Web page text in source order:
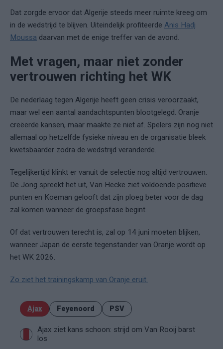
Dat zorgde ervoor dat Algerije steeds meer ruimte kreeg om
in de wedstrijd te blijven. Uiteindelijk profiteerde Anis Hadj
Moussa daarvan met de enige treffer van de avond.
Met vragen, maar niet zonder
vertrouwen richting het WK
De nederlaag tegen Algerije heeft geen crisis veroorzaakt,
maar wel een aantal aandachtspunten blootgelegd. Oranje
creëerde kansen, maar maakte ze niet af. Spelers zijn nog niet
allemaal op hetzelfde fysieke niveau en de organisatie bleek
kwetsbaarder zodra de wedstrijd veranderde.
Tegelijkertijd klinkt er vanuit de selectie nog altijd vertrouwen.
De Jong spreekt het uit, Van Hecke ziet voldoende positieve
punten en Koeman gelooft dat zijn ploeg beter voor de dag
zal komen wanneer de groepsfase begint.
Of dat vertrouwen terecht is, zal op 14 juni moeten blijken,
wanneer Japan de eerste tegenstander van Oranje wordt op
het WK 2026.
Zo ziet het trainingskamp van Oranje eruit.
Ajax Feyenoord PSV
Ajax ziet kans schoon: strijd om Van Rooij barst
los